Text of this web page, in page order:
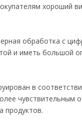
хороший
обработка с
и иметь большой
в
чувствительным
продуктов.